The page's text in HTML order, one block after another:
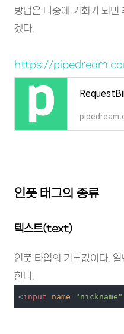
방법은 나중에 기회가 되
겠다.
https://
인풋 태그의 종류
텍스트(text)
인풋 타입의 기본값이다.
한다.
<input name="nickname"